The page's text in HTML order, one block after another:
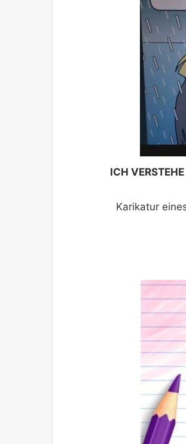
ICH
Karikatur